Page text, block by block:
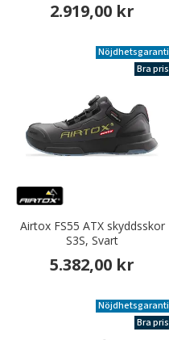
2.919,00 kr
Nöjdhetsgaranti
Bra pris
Airtox FS55 ATX skyddsskor
S3S, Svart
5.382,00 kr
Nöjdhetsgaranti
Bra pris